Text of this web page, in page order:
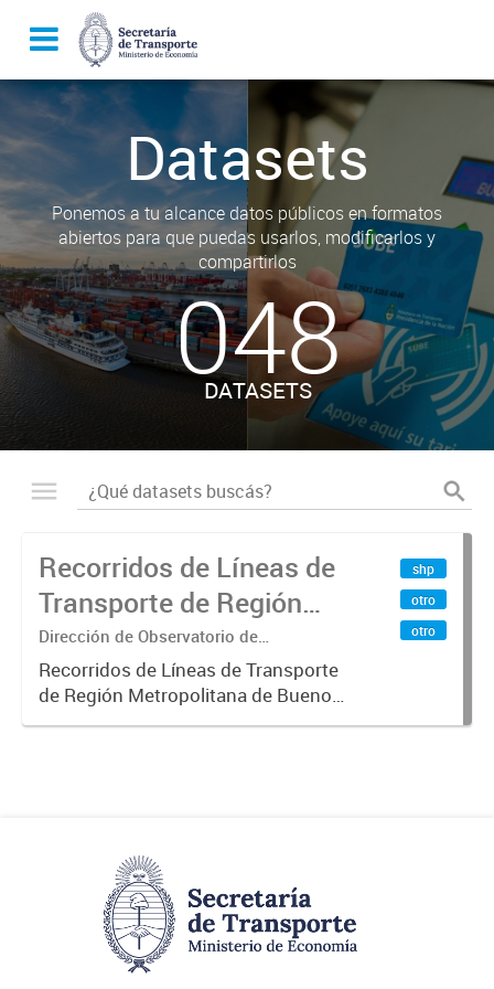
Datasets
Ponemos a tu alcance datos públicos en formatos
abiertos para que puedas usarlos, modificarlos y
compartirlos
048
DATASETS
Recorridos de Líneas de
Transporte de Región
Metropolitana de
Buenos Aires (RMBA)
Dirección de Observatorio de
Transporte, Estudio y Sistemas
Recorridos de Líneas de Transporte
de Región Metropolitana de Buenos
Aires (RMBA).-
shp
otro
otro